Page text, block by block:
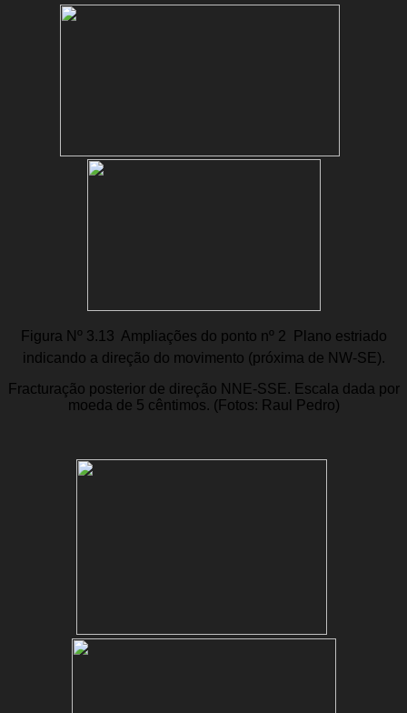
Figura Nº 3.13  Ampliações do ponto nº 2  Plano estriado
indicando a direção do movimento (próxima de NW-SE).
Fracturação posterior de direção NNE-SSE. Escala dada por
moeda de 5 cêntimos. (Fotos: Raul Pedro)